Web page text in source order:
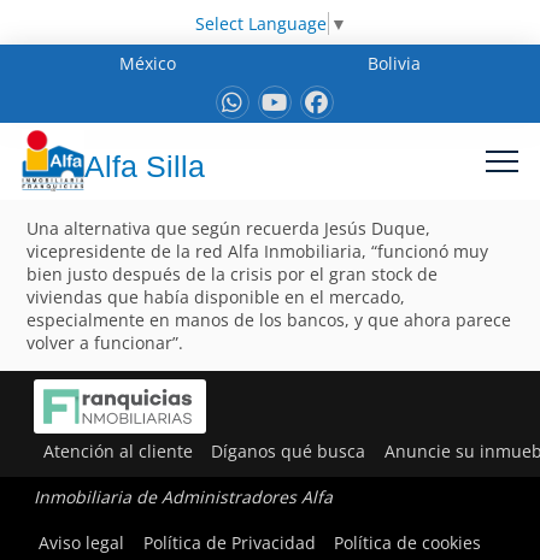
Select Language ▼
México
Bolivia
Alfa Silla
Una alternativa que según recuerda Jesús Duque,
vicepresidente de la red Alfa Inmobiliaria, “funcionó muy
bien justo después de la crisis por el gran stock de
viviendas que había disponible en el mercado,
especialmente en manos de los bancos, y que ahora parece
volver a funcionar”.
Atención al cliente Díganos qué busca Anuncie su
Inmobiliaria de Administradores Alfa
Aviso legal
Política de Privacidad Política de cookies